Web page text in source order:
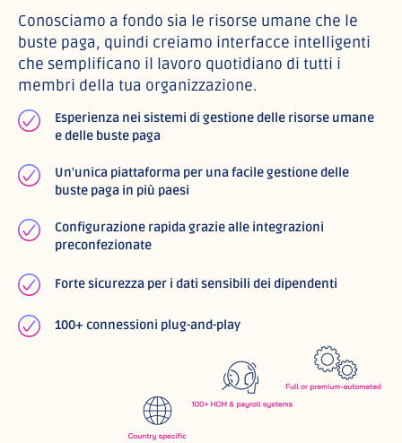
Conosciamo a fondo sia le risorse umane che le
buste paga, quindi creiamo interfacce intelligenti
che semplificano il lavoro quotidiano di tutti i
membri della tua organizzazione.
Esperienza nei sistemi di gestione delle risorse umane
e delle buste paga
Un'unica piattaforma per una facile gestione delle
buste paga in più paesi
Configurazione rapida grazie alle integrazioni
preconfezionate
Forte sicurezza per i dati sensibili dei dipendenti
100+ connessioni plug-and-play